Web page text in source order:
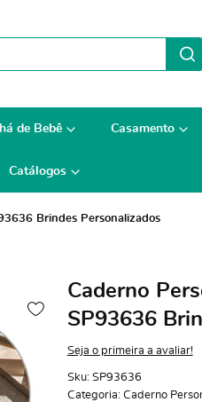
de Bebê Casamento
Catálogos
Brindes Personalizados
Caderno
SP93636
Seja o primeira a avaliar!
Sku: SP93636
Categoria: Caderno